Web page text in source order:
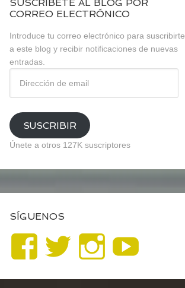
SUSCRÍBETE AL BLOG POR
CORREO ELECTRÓNICO
Introduce tu correo electrónico para suscribirte
a este blog y recibir notificaciones de nuevas
entradas.
email
SUSCRIBIR
Únete a otros 127K suscriptores
SÍGUENOS
Ver
perfil
Ver
perfil
Ver
perfil